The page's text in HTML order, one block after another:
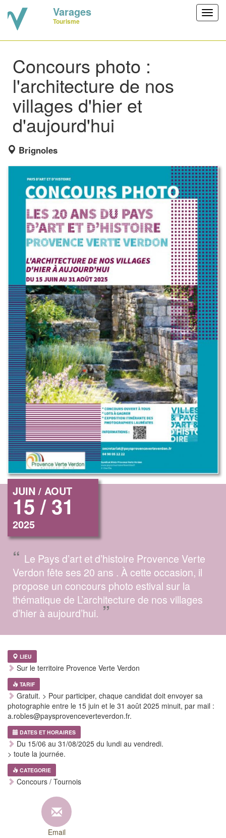
Varages
Tourisme
Concours photo :
l'architecture de nos
villages d'hier et
d'aujourd'hui
Brignoles
JUIN / AOUT
15 / 31
2025
“ Le Pays d’art et d’histoire Provence Verte
Verdon fête ses 20 ans . À cette occasion, il
propose un concours photo estival sur la
thématique de L’architecture de nos villages
d’hier à aujourd’hui. ”
LIEU
Sur le territoire Provence Verte Verdon
TARIF
Gratuit. > Pour participer, chaque candidat doit envoyer sa
photographie entre le 15 juin et le 31 août 2025 minuit, par mail :
a.robles@paysprovenceverteverdon.fr.
DATES ET HORAIRES
Du 15/06 au 31/08/2025 du lundi au vendredi.
> toute la journée.
CATEGORIE
Concours / Tournois
Email